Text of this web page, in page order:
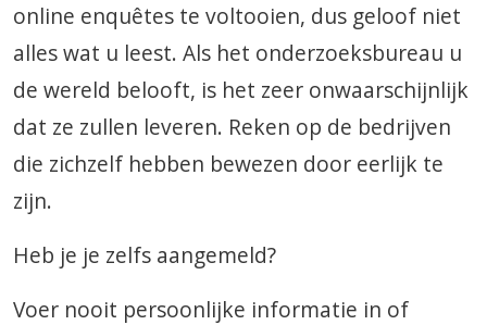
online enquêtes te voltooien, dus geloof niet
alles wat u leest. Als het onderzoeksbureau u
de wereld belooft, is het zeer onwaarschijnlijk
dat ze zullen leveren. Reken op de bedrijven
die zichzelf hebben bewezen door eerlijk te
zijn.
Heb je je zelfs aangemeld?
Voer nooit persoonlijke informatie in of